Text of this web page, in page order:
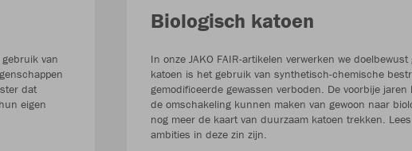
van
dat
eigen
Biologisch katoen
In onze JAKO FAIR-artikelen verwerken we
katoen is het gebruik van synthetisch-chemische
gemodificeerde gewassen verboden. De voorbije
de omschakeling kunnen maken van gewoon naar
nog meer de kaart van duurzaam katoen trekken.
ambities in deze zin zijn.